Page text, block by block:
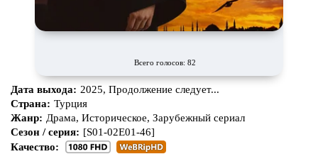
Всего голосов: 82
Дата выхода: 2025, Продолжение следует...
Страна: Турция
Жанр: Драма, Историческое, Зарубежный сериал
Сезон / серия: [S01-02E01-46]
Качество: